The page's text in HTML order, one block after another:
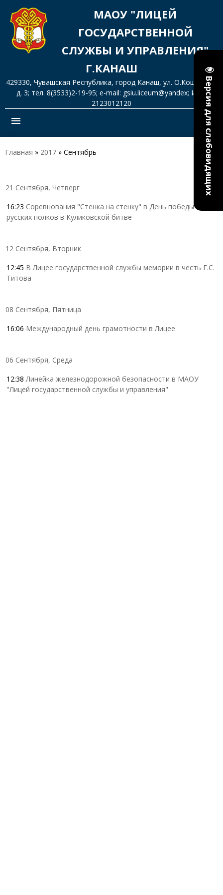
Версия для слабовидящих
МАОУ "ЛИЦЕЙ
ГОСУДАРСТВЕННОЙ
СЛУЖБЫ И УПРАВЛЕНИЯ"
Г.КАНАШ
429330, Чувашская Республика, город Канаш, ул. О.Кошевого,
д. 3; тел. 8(3533)2-19-95; e-mail: gsiu.liceum@yandex; ИНН
2123012120
menu
Главная » 2017 » Сентябрь
21 Сентября, Четверг
16:23 Соревнования "Стенка на стенку" в День победы
русских полков в Куликовской битве
12 Сентября, Вторник
12:45 В Лицее государственной службы мемории в честь Г.С.
Титова
08 Сентября, Пятница
16:06 Международный день грамотности в Лицее
06 Сентября, Среда
12:38 Линейка железнодорожной безопасности в МАОУ
"Лицей государственной службы и управления"